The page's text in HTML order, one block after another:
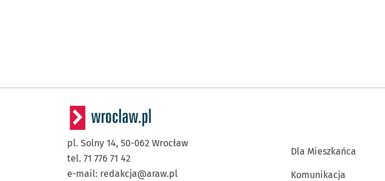
pl. Solny 14, 50-062 Wrocław
tel. 71 776 71 42
e-mail: redakcja@araw.pl
Dla Mieszkańca
Komunikacja